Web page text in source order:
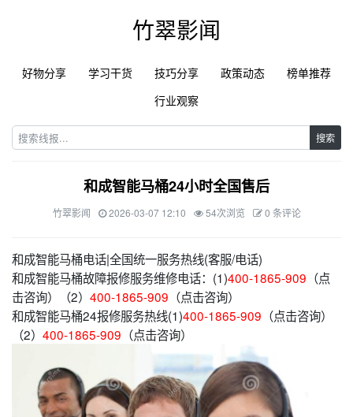
竹翠影闻
好物分享 学习干货 技巧分享 政策动态
榜单推荐
行业观察
搜索
和成智能马桶24小时全国售后
竹翠影闻 2026-03-07 12:10 54次浏览 0 条评论
和成智能马桶电话|全国统一服务热线(客服/电话)
和成智能马桶故障报修服务维修电话：(1)400-1865-909 （点
击咨询）（2） 400-1865-909 （点击咨询）
和成智能马桶24报修服务热线(1)400-1865-909 （点击咨询）
（2） 400-1865-909 （点击咨询）